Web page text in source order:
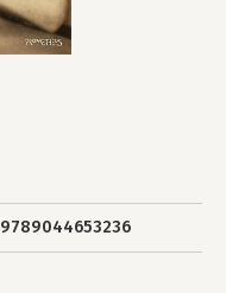
9789044653236